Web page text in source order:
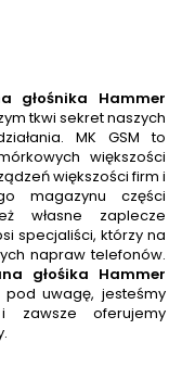
głośnika Hammer
tkwi sekret naszych
MK GSM to
większości
większości firm i
magazynu części
własne zaplecze
specjaliści, którzy na
napraw telefonów.
głośika Hammer
uwagę, jesteśmy
zawsze oferujemy